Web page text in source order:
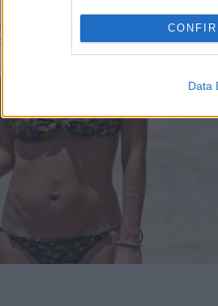
Data
tuoksu levisi Spider-Man -näytöksessä
paikalta